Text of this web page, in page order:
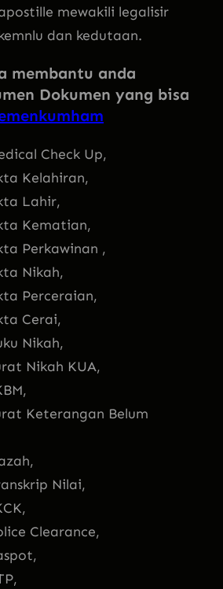
mewakili legalisir
dan kedutaan.
membantu anda
Dokumen yang bisa
Check Up,
Kelahiran,
Lahir,
Kematian,
Perkawinan ,
Nikah,
Perceraian,
Cerai,
Nikah,
Nikah KUA,
Keterangan Belum
Nilai,
Clearance,